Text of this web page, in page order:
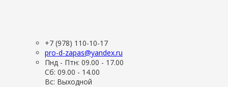
+7 (978) 110-10-17
pro-d-zapas@yandex.ru
Пнд - Птн: 09.00 - 17.00
Сб: 09.00 - 14.00
Вс: Выходной